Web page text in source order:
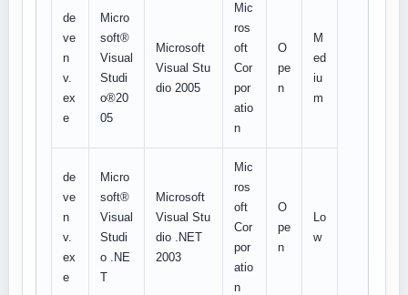
de
ve
n
v.
ex
e
Micro
soft®
Visual
Studi
o®20
05
Microsoft
Visual Stu
dio 2005
Mic
ros
oft
Cor
por
atio
n
O
pe
n
M
ed
iu
m
de
ve
n
v.
ex
e
Micro
soft®
Visual
Studi
o .NE
T
Microsoft
Visual Stu
dio .NET
2003
Mic
ros
oft
Cor
por
atio
n
O
pe
n
Lo
w